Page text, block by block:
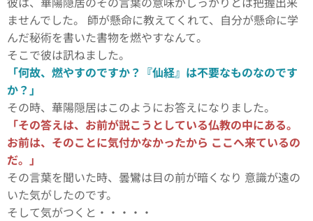
ませんでした。 師が懸命に教えてくれて、自分が懸命に学
んだ秘術を書いた書物を燃やすなんて。
そこで彼は訊ねました。
「何故、燃やすのですか？『仙経』は不要なものなのです
か？」
その時、華陽隠居はこのようにお答えになりました。
「その答えは、お前が説こうとしている仏教の中にある。
お前は、そのことに気付かなかったから ここへ来ているの
だ。」
その言葉を聞いた時、曇鸞は目の前が暗くなり 意識が遠の
いた気がしたのです。
そして気がつくと・・・・・